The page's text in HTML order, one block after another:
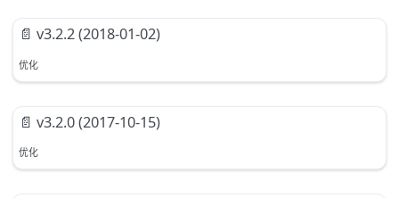
📄️ v3.2.2 (2018-01-02)
优化
📄️ v3.2.0 (2017-10-15)
优化